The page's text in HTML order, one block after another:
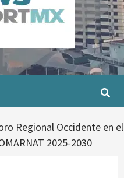
Regional Occidente en el
2025-2030